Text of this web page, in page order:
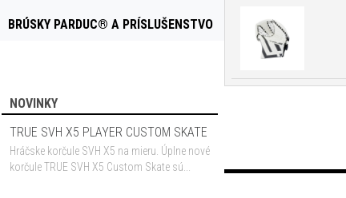
BRÚSKY PARDUC® A PRÍSLUŠENSTVO
NOVINKY
TRUE SVH X5 PLAYER CUSTOM SKATE
Hráčske korčule SVH X5 na mieru. Úplne nové
korčule TRUE SVH X5 Custom Skate sú...